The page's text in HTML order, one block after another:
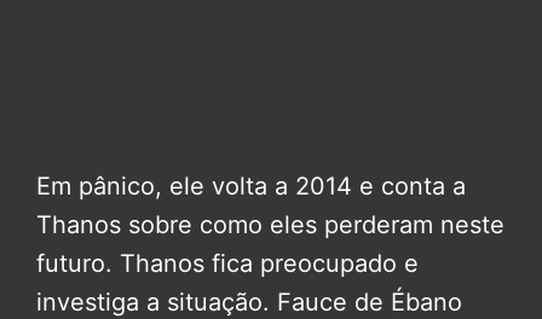
Em pânico, ele volta a 2014 e conta a
Thanos sobre como eles perderam neste
futuro. Thanos fica preocupado e
investiga a situação. Fauce de Ébano